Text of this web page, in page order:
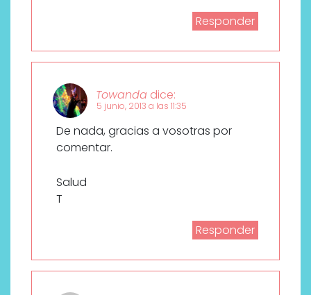
Responder
Towanda dice:
5 junio, 2013 a las 11:35
De nada, gracias a vosotras por
comentar.
Salud
T
Responder